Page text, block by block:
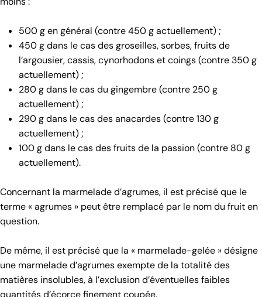
500 g en général (contre 450 g actuellement) ;
450 g dans le cas des groseilles, sorbes, fruits de
l’argousier, cassis, cynorhodons et coings (contre 350 g
actuellement) ;
280 g dans le cas du gingembre (contre 250 g
actuellement) ;
290 g dans le cas des anacardes (contre 130 g
actuellement) ;
100 g dans le cas des fruits de la passion (contre 80 g
actuellement).
Concernant la marmelade d’agrumes, il est précisé que le
terme « agrumes » peut être remplacé par le nom du fruit en
question.
De même, il est précisé que la « marmelade-gelée » désigne
une marmelade d’agrumes exempte de la totalité des
matières insolubles, à l’exclusion d’éventuelles faibles
quantités d’écorce finement coupée.